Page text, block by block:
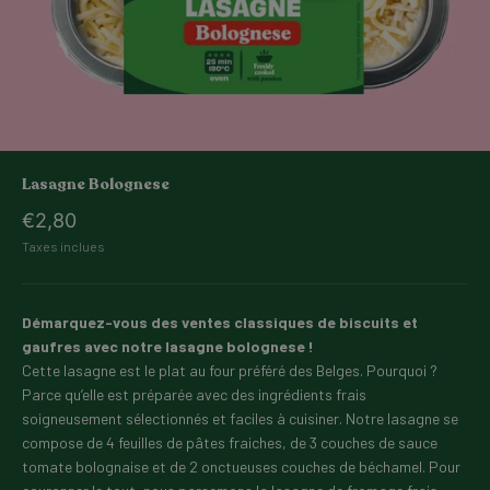
Lasagne Bolognese
Prix de vente
€2,80
Taxes inclues
Démarquez-vous des ventes classiques de biscuits et
gaufres avec notre lasagne bolognese !
Cette lasagne est le plat au four préféré des Belges. Pourquoi ?
Parce qu’elle est préparée avec des ingrédients frais
soigneusement sélectionnés et faciles à cuisiner. Notre lasagne se
compose de 4 feuilles de pâtes fraiches, de 3 couches de sauce
tomate bolognaise et de 2 onctueuses couches de béchamel. Pour